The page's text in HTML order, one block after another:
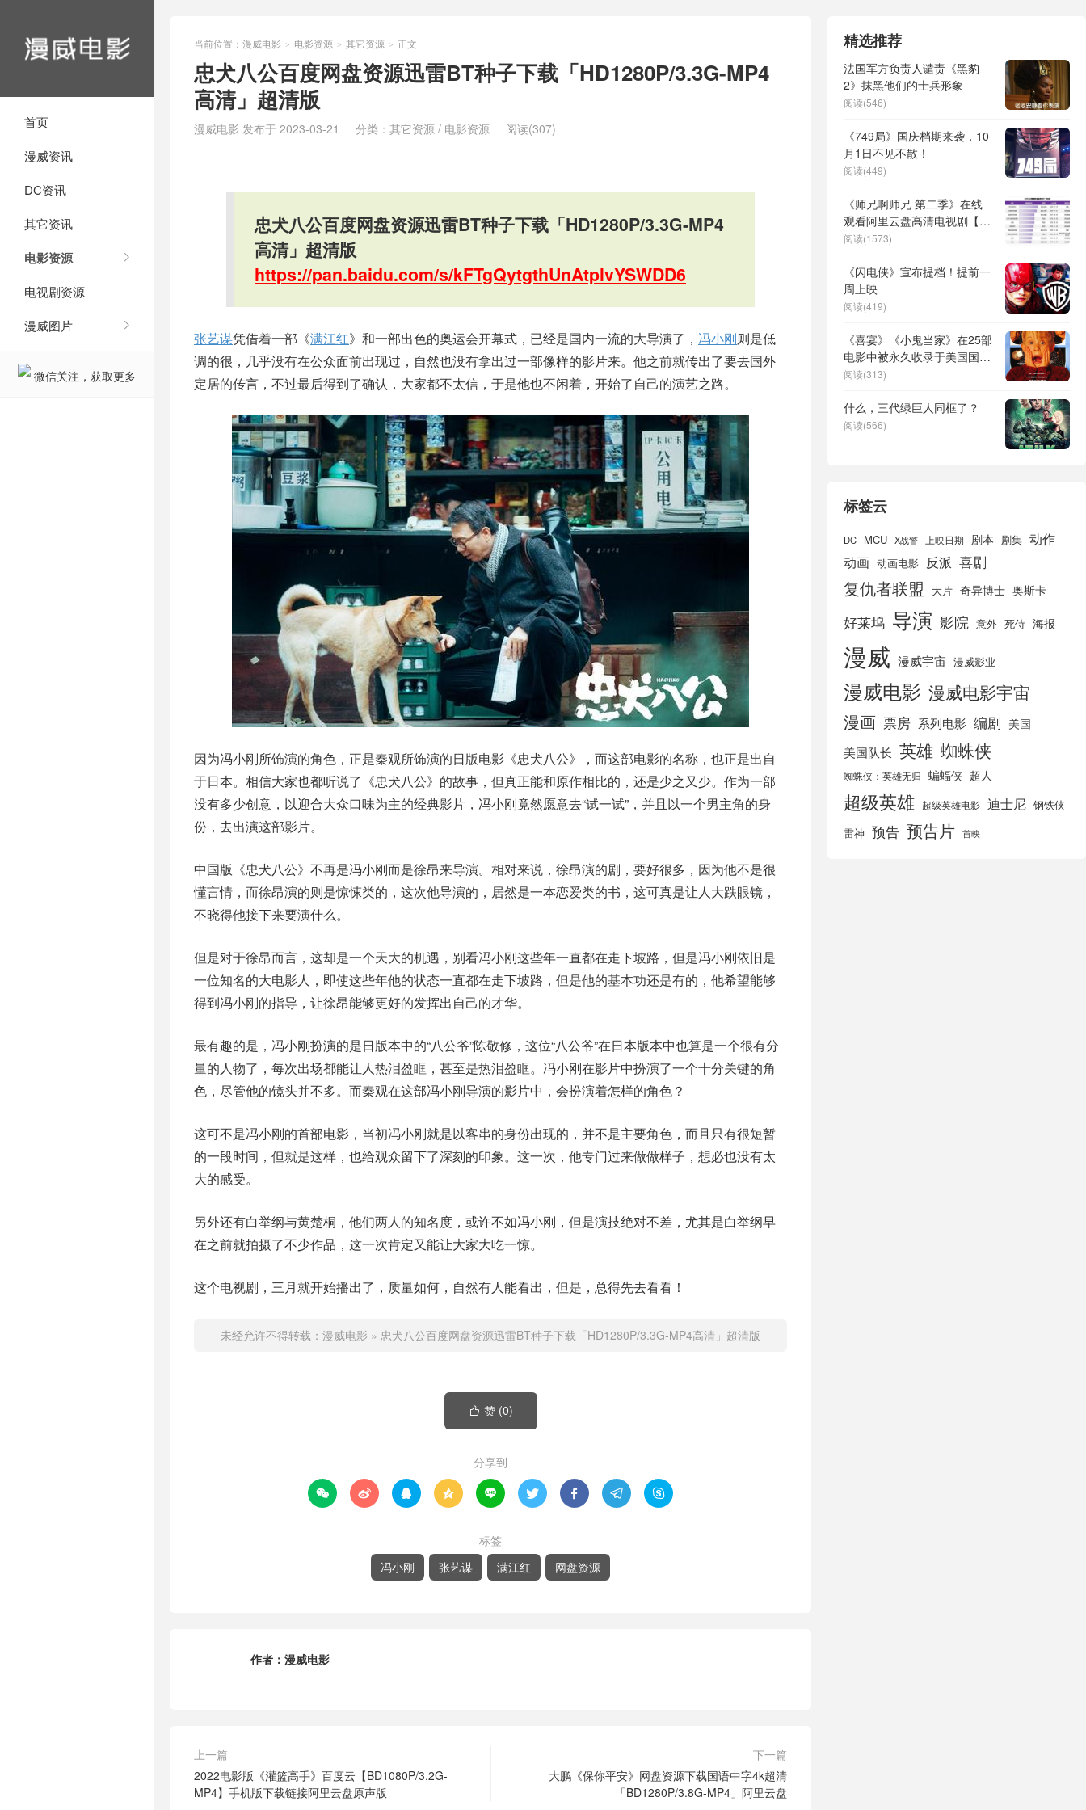
首页
漫威资讯
DC资讯
其它资讯
电影资源
电视剧资源
漫威图片
微信关注，获取更多
当前位置： 漫威电影 > 电影资源 > 其它资源 > 正文
忠犬八公百度网盘资源迅雷BT种子下载「HD1280P/3.3G-MP4
高清」超清版
漫威电影 发布于 2023-03-21 分类： 其它资源 / 电影资源 阅读(307)
忠犬八公百度网盘资源迅雷BT种子下载「HD1280P/3.3G-MP4
高清」超清版
https://pan.baidu.com/s/kFTgQytgthUnAtplvYSWDD6
张艺谋凭借着一部《满江红》和一部出色的奥运会开幕式，已经是国内一流的大导演了， 冯小刚则是低
调的很，几乎没有在公众面前出现过，自然也没有拿出过一部像样的影片来。他之前就传出了要去国外
定居的传言，不过最后得到了确认，大家都不太信，于是他也不闲着，开始了自己的演艺之路。
因为冯小刚所饰演的角色，正是秦观所饰演的日版电影《忠犬八公》，而这部电影的名称，也正是出自
于日本。相信大家也都听说了《忠犬八公》的故事，但真正能和原作相比的，还是少之又少。作为一部
没有多少创意，以迎合大众口味为主的经典影片，冯小刚竟然愿意去“试一试”，并且以一个男主角的身
份，去出演这部影片。
中国版《忠犬八公》不再是冯小刚而是徐昂来导演。相对来说，徐昂演的剧，要好很多，因为他不是很
懂言情，而徐昂演的则是惊悚类的，这次他导演的，居然是一本恋爱类的书，这可真是让人大跌眼镜，
不晓得他接下来要演什么。
但是对于徐昂而言，这却是一个天大的机遇，别看冯小刚这些年一直都在走下坡路，但是冯小刚依旧是
一位知名的大电影人，即使这些年他的状态一直都在走下坡路，但是他的基本功还是有的，他希望能够
得到冯小刚的指导，让徐昂能够更好的发挥出自己的才华。
最有趣的是，冯小刚扮演的是日版本中的“八公爷”陈敬修，这位“八公爷”在日本版本中也算是一个很有分
量的人物了，每次出场都能让人热泪盈眶，甚至是热泪盈眶。冯小刚在影片中扮演了一个十分关键的角
色，尽管他的镜头并不多。而秦观在这部冯小刚导演的影片中，会扮演着怎样的角色？
这可不是冯小刚的首部电影，当初冯小刚就是以客串的身份出现的，并不是主要角色，而且只有很短暂
的一段时间，但就是这样，也给观众留下了深刻的印象。这一次，他专门过来做做样子，想必也没有太
大的感受。
另外还有白举纲与黄楚桐，他们两人的知名度，或许不如冯小刚，但是演技绝对不差，尤其是白举纲早
在之前就拍摄了不少作品，这一次肯定又能让大家大吃一惊。
这个电视剧，三月就开始播出了，质量如何，自然有人能看出，但是，总得先去看看！
未经允许不得转载： 漫威电影 » 忠犬八公百度网盘资源迅雷BT种子下载「HD1280P/3.3G-MP4高清」超清版
 赞 (0)
分享到
        
标签
冯小刚
张艺谋 满江红 网盘资源
作者： 漫威电影
上一篇
2022电影版《灌篮高手》百度云【BD1080P/3.2G-
MP4】手机版下载链接阿里云盘原声版
下一篇
大鹏《保你平安》网盘资源下载国语中字4k超清
「BD1280P/3.8G-MP4」阿里云盘
精选推荐
法国军方负责人谴责《黑豹
2》抹黑他们的士兵形象
阅读(546)
《749局》国庆档期来袭，10
月1日不见不散！
阅读(449)
《师兄啊师兄 第二季》在线
观看阿里云盘高清电视剧【免
费高清版】最新
阅读(1573)
《闪电侠》宣布提档！提前一
周上映
阅读(419)
《喜宴》《小鬼当家》在25部
电影中被永久收录于美国国会
图书馆
阅读(313)
什么，三代绿巨人同框了？
阅读(566)
标签云
DC MCU X战警 上映日期 剧本 剧集 动作
动画 动画电影 反派 喜剧
复仇者联盟 大片 奇异博士 奥斯卡
好莱坞 导演 影院 意外 死侍 海报
漫威 漫威宇宙 漫威影业
漫威电影 漫威电影宇宙
漫画 票房 系列电影 编剧 美国
美国队长 英雄 蜘蛛侠
蜘蛛侠：英雄无归 蝙蝠侠 超人
超级英雄 超级英雄电影 迪士尼 钢铁侠
雷神 预告 预告片 首映